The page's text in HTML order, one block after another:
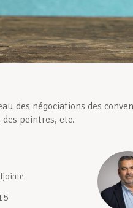
des négociations des
peintres, etc.